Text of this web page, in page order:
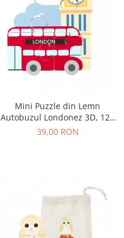
Mini Puzzle din Lemn
Autobuzul Londonez 3D, 12+
Luni, 4 Piese
39,00 RON